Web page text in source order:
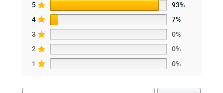
5
93%
4
7%
3
0%
2
0%
1
0%